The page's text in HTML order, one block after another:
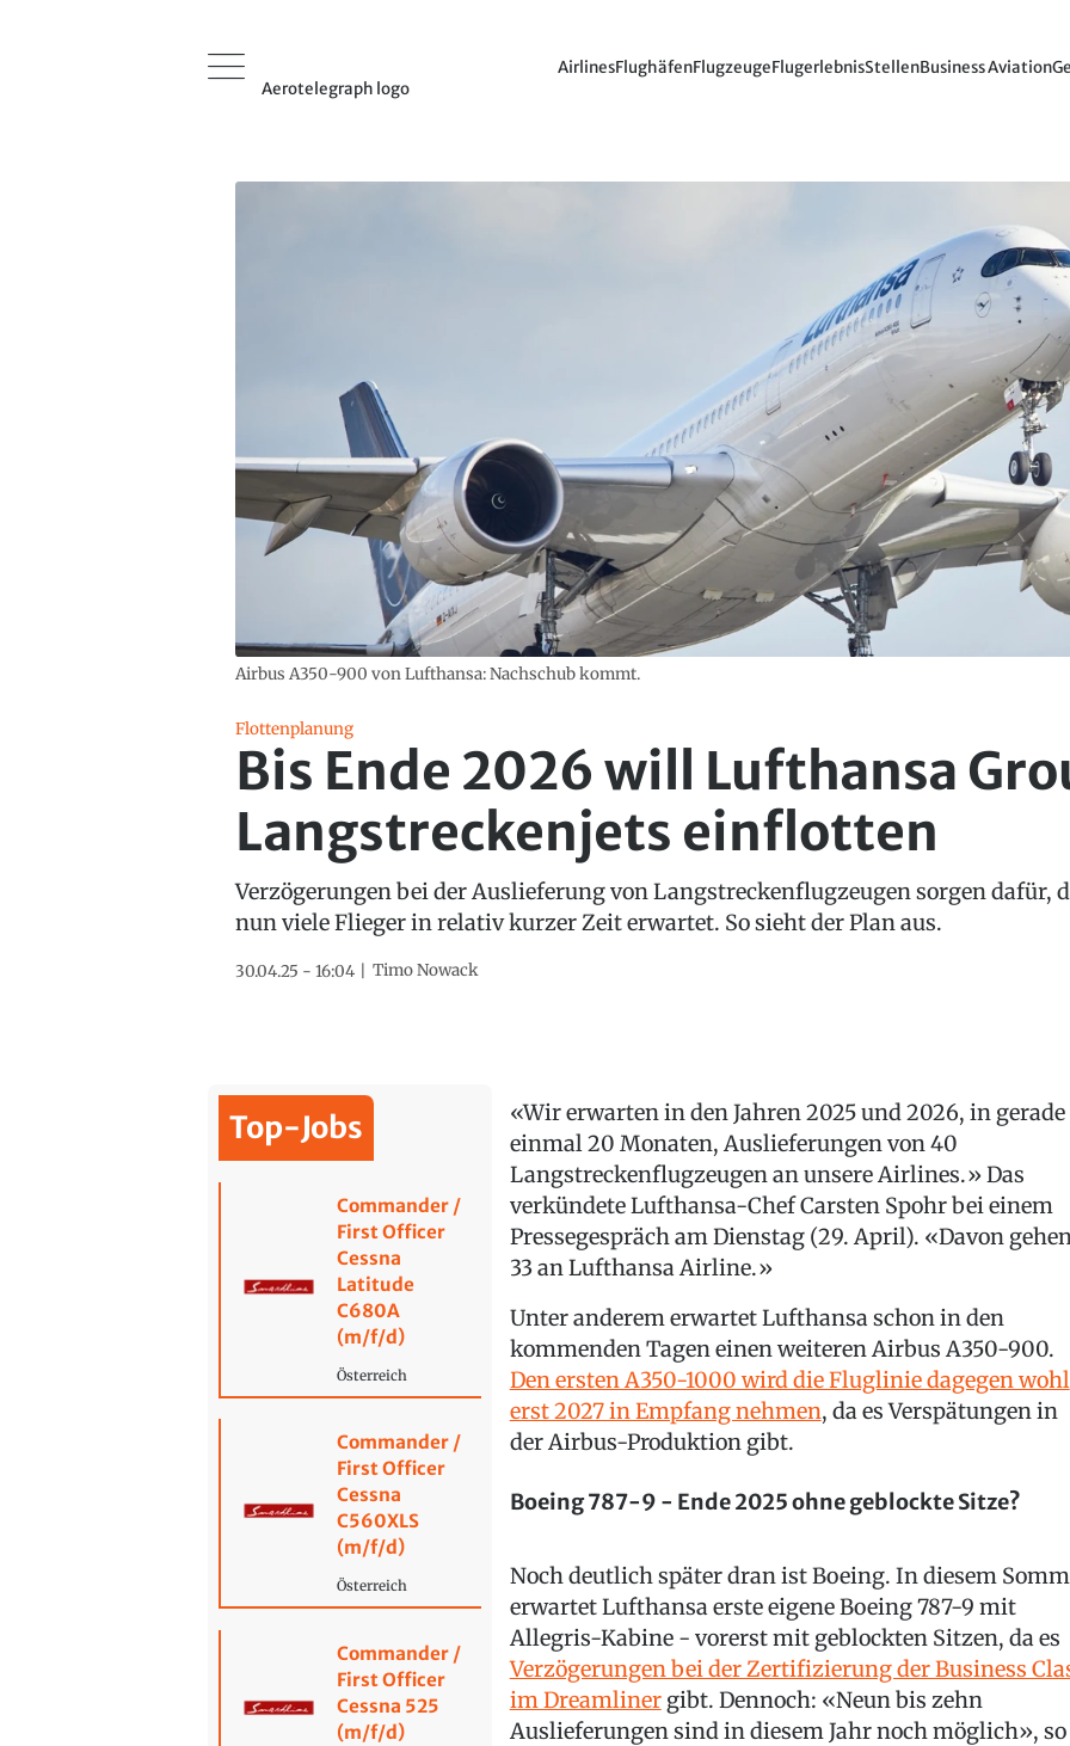
Aerotelegraph logo
AirlinesFlughäfenFlugzeugeFlugerlebnisStellenBusiness Aviation
Airbus A350-900 von Lufthansa: Nachschub kommt.
Flottenplanung
Bis Ende 2026 will Lufthansa
Langstreckenjets einflotten
Verzögerungen bei der Auslieferung von Langstreckenflugzeugen sorgen dafür,
nun viele Flieger in relativ kurzer Zeit erwartet. So sieht der Plan aus.
30.04.25 - 16:04 Timo Nowack
Top-Jobs
Commander /
First Officer
Cessna
Latitude
C680A
(m/f/d)
Österreich
Commander /
First Officer
Cessna
C560XLS
(m/f/d)
Österreich
Commander /
First Officer
Cessna 525
(m/f/d)
«Wir erwarten in den Jahren 2025 und 2026, in gerade
einmal 20 Monaten, Auslieferungen von 40
Langstreckenflugzeugen an unsere Airlines.» Das
verkündete Lufthansa-Chef Carsten Spohr bei einem
Pressegespräch am Dienstag (29. April). «Davon
33 an Lufthansa Airline.»
Unter anderem erwartet Lufthansa schon in den
kommenden Tagen einen weiteren Airbus A350-900.
Den ersten A350-1000 wird die Fluglinie dagegen wohl
erst 2027 in Empfang nehmen, da es Verspätungen in
der Airbus-Produktion gibt.
Boeing 787-9 - Ende 2025 ohne geblockte Sitze?
Noch deutlich später dran ist Boeing. In diesem
erwartet Lufthansa erste eigene Boeing 787-9 mit
Allegris-Kabine - vorerst mit geblockten Sitzen, da es
Verzögerungen bei der Zertifizierung der Business
im Dreamlinergibt. Dennoch: «Neun bis zehn
Auslieferungen sind in diesem Jahr noch möglich», so